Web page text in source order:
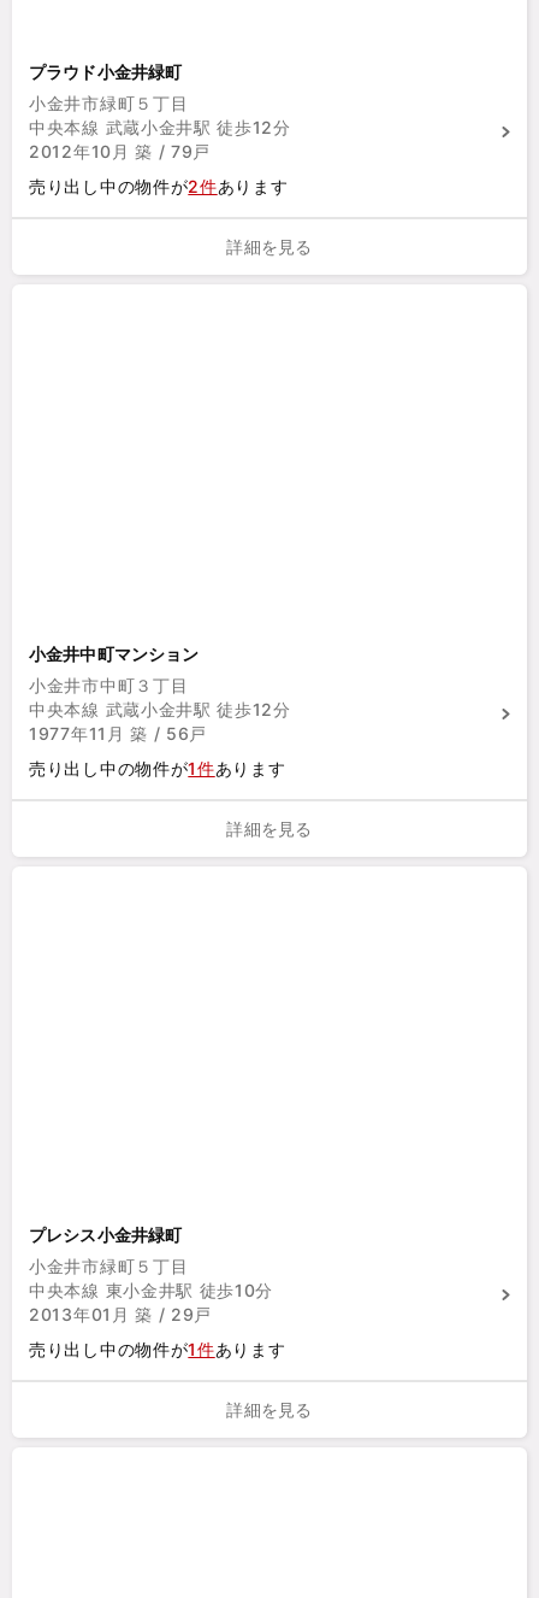
プラウド小金井緑町
小金井市緑町５丁目
中央本線 武蔵小金井駅 徒歩12分
2012年10月 築 / 79戸
売り出し中の物件が2件あります
詳細を見る
小金井中町マンション
小金井市中町３丁目
中央本線 武蔵小金井駅 徒歩12分
1977年11月 築 / 56戸
売り出し中の物件が1件あります
詳細を見る
プレシス小金井緑町
小金井市緑町５丁目
中央本線 東小金井駅 徒歩10分
2013年01月 築 / 29戸
売り出し中の物件が1件あります
詳細を見る